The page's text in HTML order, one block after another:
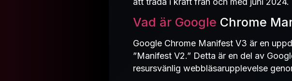
Vad är Google Chrome
Google Chrome Manifest V3 är en
”Manifest V2.” Detta är en del av
resursvänlig webbläsarupplevelse